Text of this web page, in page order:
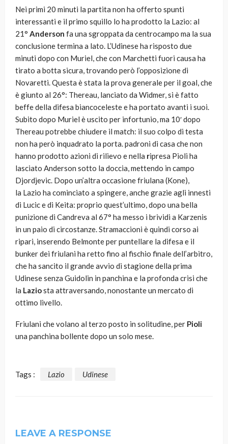
Nei primi 20 minuti la partita non ha offerto spunti
interessanti e il primo squillo lo ha prodotto la Lazio: al
21° Anderson fa una sgroppata da centrocampo ma la sua
conclusione termina a lato. L’Udinese ha risposto due
minuti dopo con Muriel, che con Marchetti fuori causa ha
tirato a botta sicura, trovando però l’opposizione di
Novaretti. Questa è stata la prova generale per il goal, che
è giunto al 26°: Thereau, lanciato da Widmer, si è fatto
beffe della difesa biancoceleste e ha portato avanti i suoi.
Subito dopo Muriel è uscito per infortunio, ma 10′ dopo
Thereau potrebbe chiudere il match: il suo colpo di testa
non ha però inquadrato la porta. padroni di casa che non
hanno prodotto azioni di rilievo e nella ripresa Pioli ha
lasciato Anderson sotto la doccia, mettendo in campo
Djordjevic. Dopo un’altra occasione friulana (Kone),
la Lazio ha cominciato a spingere, anche grazie agli innesti
di Lucic e di Keita: proprio quest’ultimo, dopo una bella
punizione di Candreva al 67° ha messo i brividi a Karzenis
in un paio di circostanze. Stramaccioni è quindi corso ai
ripari, inserendo Belmonte per puntellare la difesa e il
bunker dei friulani ha retto fino al fischio finale dell’arbitro,
che ha sancito il grande avvio di stagione della prima
Udinese senza Guidolin in panchina e la profonda crisi che
la Laziosta attraversando, nonostante un mercato di
ottimo livello.
Friulani che volano al terzo posto in solitudine, per Pioli
una panchina bollente dopo un solo mese.
Tags : Lazio Udinese
LEAVE A RESPONSE